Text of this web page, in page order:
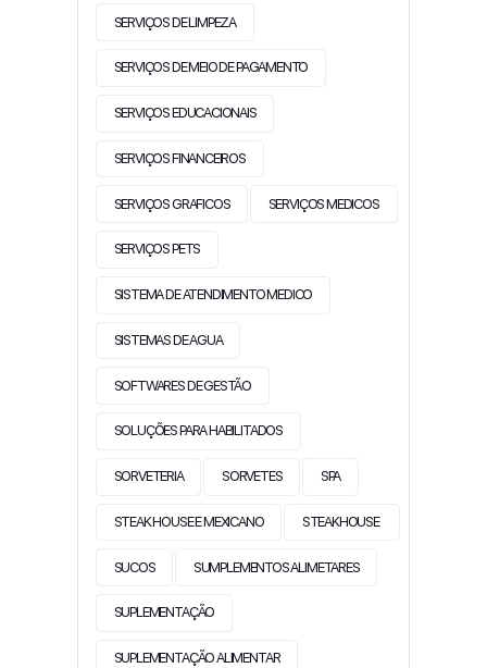
SERVIÇOS DE LIMPEZA
SERVIÇOS DE MEIO DE PAGAMENTO
SERVIÇOS EDUCACIONAIS
SERVIÇOS FINANCEIROS
SERVIÇOS GRAFICOS SERVIÇOS MEDICOS
SERVIÇOS PETS
SISTEMA DE ATENDIMENTO MEDICO
SISTEMAS DE AGUA
SOFTWARES DE GESTÃO
SOLUÇÕES PARA HABILITADOS
SORVETERIA SORVETES SPA
STEAK HOUSE E MEXICANO STEAKHOUSE
SUCOS SUMPLEMENTOS ALIMETARES
SUPLEMENTAÇÃO
SUPLEMENTAÇÃO ALIMENTAR